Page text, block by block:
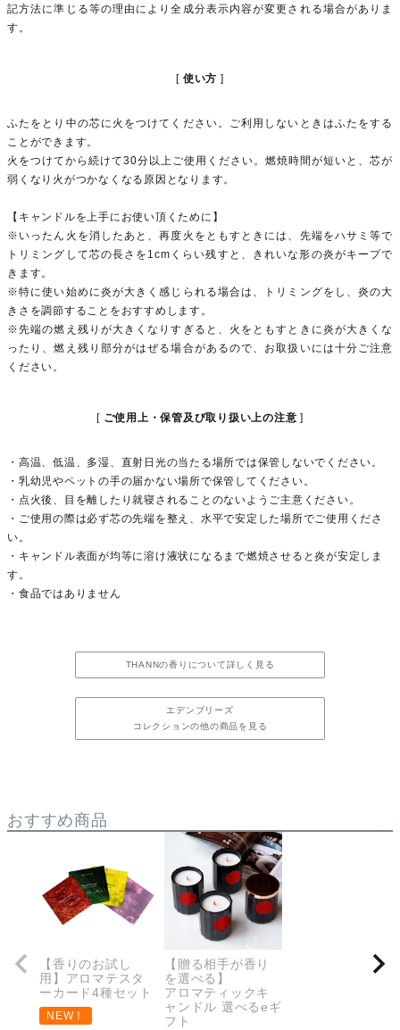
記方法に準じる等の理由により全成分表示内容が変更される場合がありま
す。
使い方
ふたをとり中の芯に火をつけてください。ご利用しないときはふたをする
ことができます。
火をつけてから続けて30分以上ご使用ください。燃焼時間が短いと、芯が
弱くなり火がつかなくなる原因となります。
【キャンドルを上手にお使い頂くために】
※いったん火を消したあと、再度火をともすときには、先端をハサミ等で
トリミングして芯の長さを1cmくらい残すと、きれいな形の炎がキープで
きます。
※特に使い始めに炎が大きく感じられる場合は、トリミングをし、炎の大
きさを調節することをおすすめします。
※先端の燃え残りが大きくなりすぎると、火をともすときに炎が大きくな
ったり、燃え残り部分がはぜる場合があるので、お取扱いには十分ご注意
ください。
ご使用上・保管及び取り扱い上の注意
・高温、低温、多湿、直射日光の当たる場所では保管しないでください。
・乳幼児やペットの手の届かない場所で保管してください。
・点火後、目を離したり就寝されることのないようご主意ください。
・ご使用の際は必ず芯の先端を整え、水平で安定した場所でご使用くださ
い。
・キャンドル表面が均等に溶け液状になるまで燃焼させると炎が安定しま
す。
・食品ではありません
THANNの香りについて詳しく見る
エデンブリーズ
コレクションの他の商品を見る
おすすめ商品
【香りのお試し
用】アロマテスタ
ーカード4種セット
NEW！
【贈る相手が香り
を選べる】
アロマティックキ
ャンドル 選べるeギ
フト